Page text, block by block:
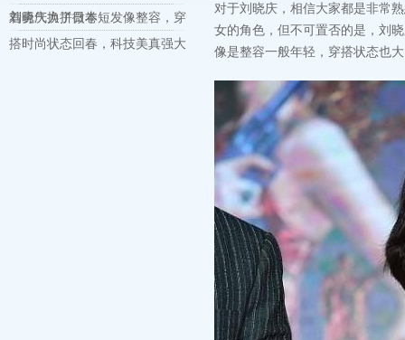
着勇气力拼日本
刘晓庆换了微卷短发像整容，穿
搭时尚状态回春，科技美真强大
对于刘晓庆，相信大家都是非常
女的角色，但不可置否的是，刘
像是整容一般年轻，穿搭状态也